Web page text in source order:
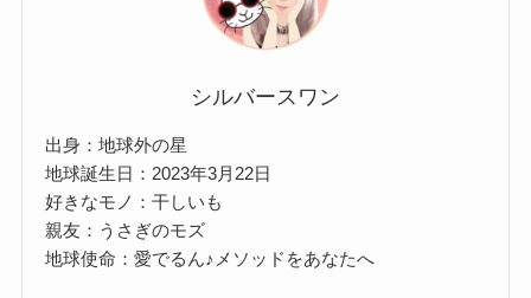
シルバースワン
出身：地球外の星
地球誕生日：2023年3月22日
好きなモノ：干しいも
親友：うさぎのモズ
地球使命：愛でるん♪メソッドをあなたへ